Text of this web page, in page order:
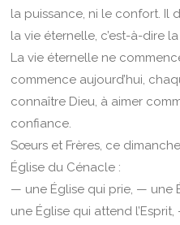
la puissance, ni le confort. Il
la vie éternelle, c’est-à-dire
La vie éternelle ne
commence aujourd’hui,
connaître Dieu, à aimer
confiance.
Sœurs et Frères, ce
Église du Cénacle :
— une Église qui prie, — une
une Église qui attend